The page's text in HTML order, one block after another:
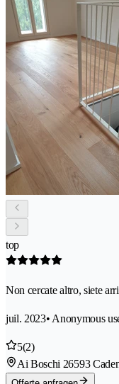
top
Non cercate altro, siete
juil. 2023• Anonymous
5(2)
Ai Boschi 26593